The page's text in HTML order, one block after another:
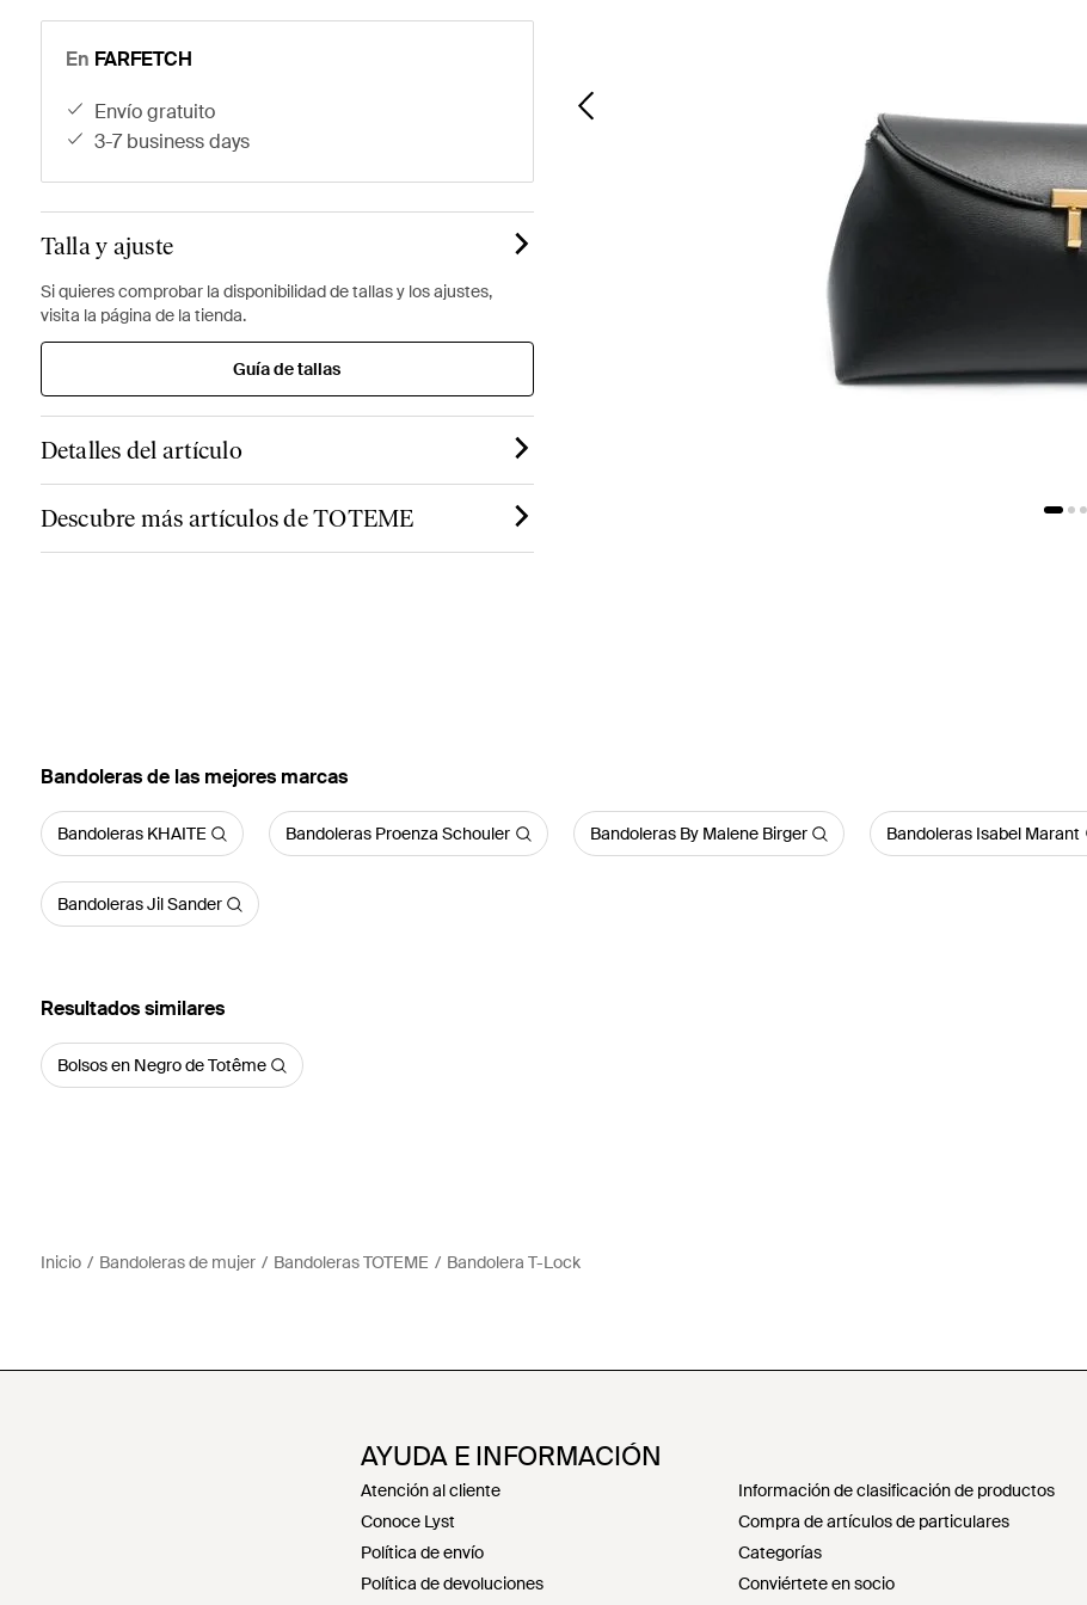
En FARFETCH
envío gratuito
3-7 business days
Talla y ajuste
Si quieres comprobar la disponibilidad de tallas y los ajustes,
visita la página de la tienda.
Guía de tallas
Detalles del artículo
Descubre más artículos de TOTEME
Bandoleras de las mejores marcas
Bandoleras KHAITE Bandoleras Proenza Schouler Bandoleras By Malene Birger Bandoleras Isabel Marant
Bandoleras Jil Sander
Resultados similares
Bolsos en Negro de Totême
Inicio Bandoleras de mujer Bandoleras TOTEME Bandolera T-Lock
AYUDA E INFORMACIÓN
Atención al cliente
Conoce Lyst
Política de envío
Política de devoluciones
Información de clasificación de productos
Compra de artículos de particulares
Categorías
Conviértete en socio